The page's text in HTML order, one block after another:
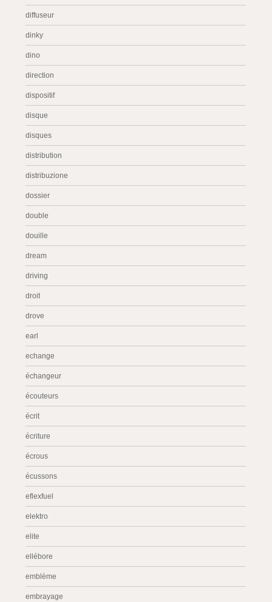
diffuseur
dinky
dino
direction
dispositif
disque
disques
distribution
distribuzione
dossier
double
douille
dream
driving
droit
drove
earl
echange
échangeur
écouteurs
écrit
écriture
écrous
écussons
eflexfuel
elektro
elite
ellébore
emblème
embrayage